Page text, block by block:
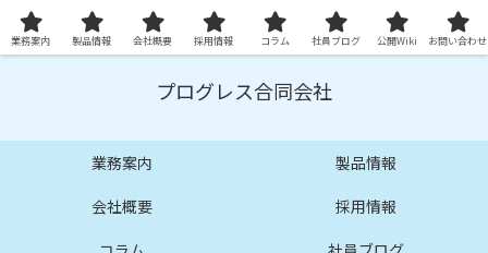
プロ品質の技術サービスとシステムを提供します
プログレス合同会社
業務案内
製品情報
会社概要
採用情報
業務案内 製品情報 会社概要 採用情報 コラム 社員ブログ 公開Wiki お問い合わせ